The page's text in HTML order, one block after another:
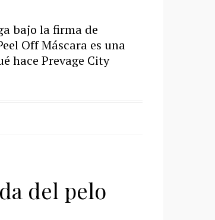
bajo la firma de
Off Máscara es una
hace Prevage City
del pelo